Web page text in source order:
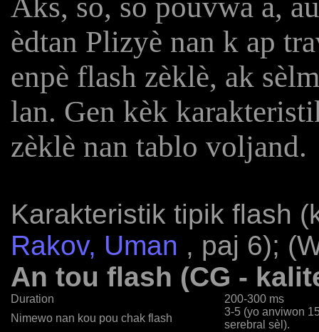
Aks, so, so pouvwa a,
èdtan Plizyè nan k ap
enpè flash zèklè, ak
lan. Gen kèk
zèklè nan tablo voljand.
Karakteristik tipik flash
Rakov, Uman , paj 6);
An tou flash (CG -
Duration
200-300 ms
Nimewo nan kou pou chak flash
3-5 (yo anviwon
serebral sèl).